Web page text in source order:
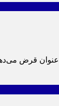
قرض